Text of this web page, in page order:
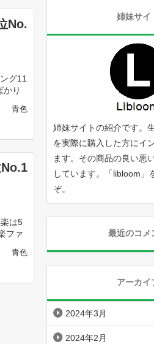
No.
グ11
かり
青色
は5
ファ
青色
姉妹サイ
姉妹サイトの紹介です。
を実際に購入した方にイ
ます。その商品の良い悪
しています。「libloom 」
ぞ。
最近のコメ
アーカイ
2024年3月
2024年2月